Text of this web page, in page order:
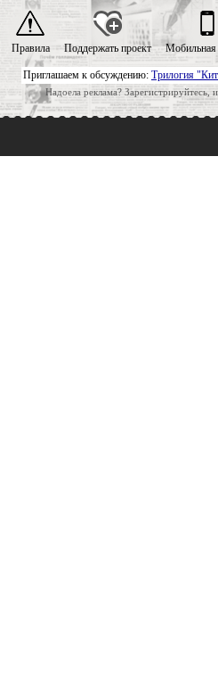
Приглашаем к обсуждению: Трилогия
Надоела реклама? Зарегистрируйтесь,
Правила Поддержать проект Мобильная